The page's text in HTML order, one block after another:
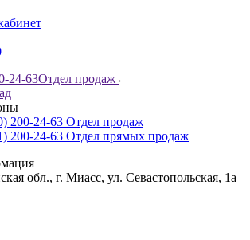
24-63Отдел продаж
200-24-63 Отдел продаж
200-24-63 Отдел прямых продаж
обл., г. Миасс, ул. Севастопольская, 1а